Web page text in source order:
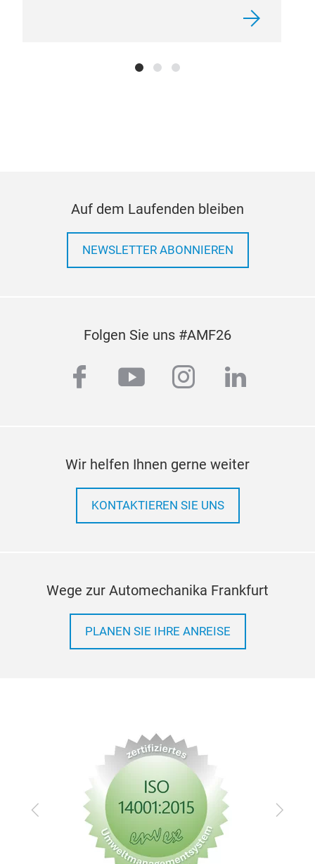
Auf dem Laufenden bleiben
NEWSLETTER ABONNIEREN
Folgen Sie uns #AMF26
facebook
youtubeinstagram
linkedin
Wir helfen Ihnen gerne weiter
KONTAKTIEREN SIE UNS
Wege zur Automechanika Frankfurt
PLANEN SIE IHRE ANREISE
Zurück Vor